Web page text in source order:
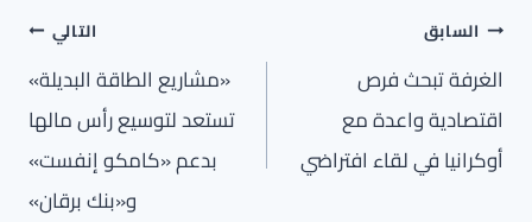
تصفّح
المقالات
السابق
الغرفة تبحث فرص
اقتصادية واعدة مع
أوكرانيا في لقاء افتراضي
التالي
«مشاريع الطاقة البديلة»
تستعد لتوسيع رأس مالها
بدعم «كامكو إنفست»
و«بنك برقان»